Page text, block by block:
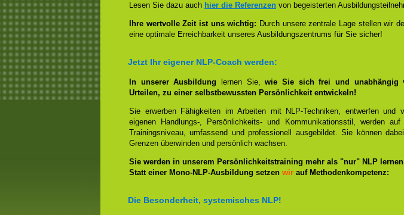
Lesen Sie dazu auch hier die Referenzen von begeisterten
Ihre wertvolle Zeit ist uns wichtig: Durch unsere zentrale Lage stellen wir
eine optimale Erreichbarkeit unseres Ausbildungszentrums für Sie sicher!
Jetzt Ihr eigener NLP-Coach werden:
In unserer Ausbildung lernen Sie,wie Sie sich frei und unabhängig
Urteilen, zu einer selbstbewussten Persönlichkeit entwickeln!
Sie erwerben Fähigkeiten im Arbeiten mit NLP-Techniken, entwerfen und
eigenen Handlungs-, Persönlichkeits- und Kommunikationsstil, werden
Trainingsniveau, umfassend und professionell ausgebildet. Sie können
Grenzen überwinden und persönlich wachsen.
Sie werden in unserem Persönlichkeitstraining mehr als "nur" NLP
Statt einer Mono-NLP-Ausbildung setzen wir auf Methodenkompetenz:
Die Besonderheit, systemisches NLP!